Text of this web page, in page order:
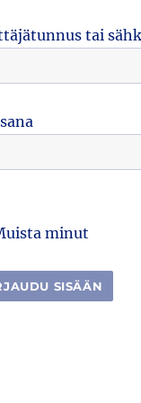
tai
minut